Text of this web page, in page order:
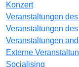
Konzert
Veranstaltungen
Veranstaltungen
Veranstaltungen
Externe
Socialising